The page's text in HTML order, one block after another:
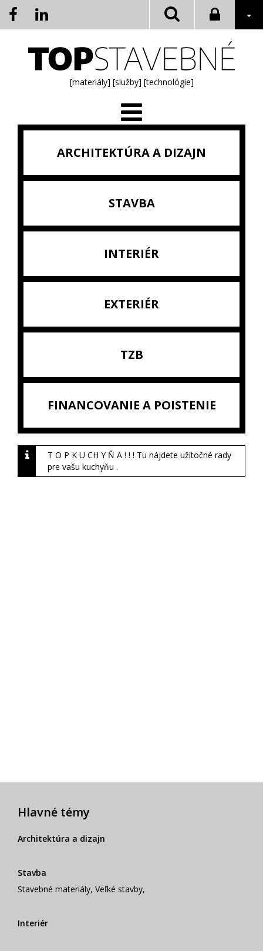
[materiály] [služby] [technológie]
ARCHITEKTÚRA A DIZAJN
STAVBA
INTERIÉR
EXTERIÉR
TZB
FINANCOVANIE A POISTENIE
T O P K U CH Y Ň A ! ! ! Tu nájdete užitočné rady
pre vašu kuchyňu .
Hlavné témy
Architektúra a dizajn
Stavba
Stavebné materiály, Veľké stavby,
Interiér